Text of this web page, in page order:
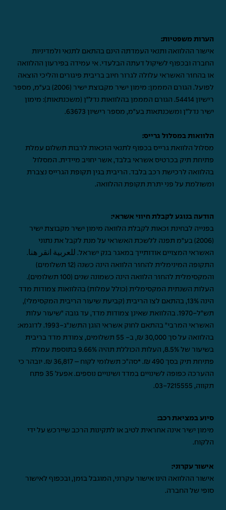
הערות משפטיות:
אישור ההלוואה ותנאי העמדתה הינם בהתאם לתנאי ולמדיניות
החברה ובכפוף לשיקול דעתה הבלעדי. אי עמידה בפירעון ההלוואה
או בהחזר האשראי עלולה לגרור חיוב בריבית פיגורים והליכי הוצאה
לפועל. הגורם המממן: מימון ישיר מקבוצת ישיר (2006) בע"מ, מספר
רישיון 54414. הגורם המממן בהלוואות נדל"ן (משכנתאות): מימון
ישיר נדל"ן ומשכנתאות בע"מ, מספר רישיון 63673.
הלוואות במסלול גרייס:
מסלול הלוואת גרייס בכפוף לתנאי הזכאות לרבות תשלום עמלת
פתיחת תיק בכרטיס אשראי בלבד, אשר יחויב מיידית. המסלול
בהלוואה לרכישת רכב בלבד. הריבית בגין תקופת הגרייס נצברת
ומשולמת על פני יתרת תקופת ההלוואה.
הודעה בנוגע לקבלת חיווי אשראי:
בפנייה לבחינת זכאות לקבלת הלוואה מימון ישיר מקבוצת ישיר
(2006) בע"מ תפנה ללשכת האשראי על מנת לקבל את נתוני
האשראי המצויים אודותייך במאגר בנק ישראל. للعربية انقر هنا.
התקופה המינימלית להחזר הלוואה הינה כשנה (12 תשלומים)
והמקסימלית להחזר הלוואה הינה כשמונה שנים (100 תשלומים).
העלות השנתית המקסימלית (כולל עמלות) בהלוואות צמודות מדד
הינה 13%, בהתאם לצו הריבית (קביעת שיעור הריבית המקסימלי),
תש"ל-1970. בהלוואת שאינן צמודות מדד, עד גובה "שיעור עלות
האשראי המרבי" בהתאם לחוק אשראי הוגן התשנ"ג-1993. לדוגמא:
בהלוואה על סך 30,000 ₪, ב- 55 תשלומים, צמודת מדד בריבית
בשיעור של 8.5%, העלות הכוללת תהיה 9.66% בתוספת עמלת
פתיחת תיק בסך 490 ₪. *סה"כ תשלומי לקוח – 36,817 ₪. יובהר כי
ההערכה כפופה לשינויים במדד ושינויים נוספים. אפעל 35 פתח
תקווה, 03-7215555
.
סיוע במציאת רכב:
מימון ישיר אינה אחראית לטיב או לתקינות הרכב שיירכש על ידי
הלקוח.
אישור עקרוני:
אישור ההלוואה הינו אישור עקרוני, המוגבל בזמן, ובכפוף לאישור
סופי של החברה.